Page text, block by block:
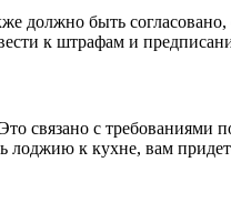
должно быть
к штрафам и
связано с
к кухне, вам